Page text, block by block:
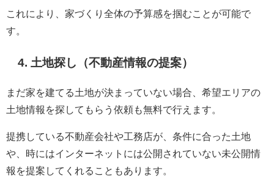
これにより、家づくり全体の予算感を掴むことが可能で
す。
4. 土地探し（不動産情報の提案）
まだ家を建てる土地が決まっていない場合、希望エリアの
土地情報を探してもらう依頼も無料で行えます。
提携している不動産会社や工務店が、条件に合った土地
や、時にはインターネットには公開されていない未公開情
報を提案してくれることもあります。